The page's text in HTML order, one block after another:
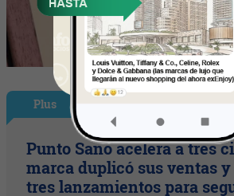
Plus
Punto Sano acelera a tres
marca duplicó sus ventas
tres lanzamientos para